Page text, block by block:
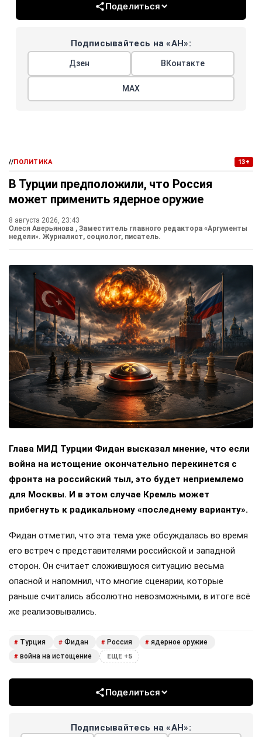
Поделиться
Подписывайтесь на «АН»:
Дзен ВКонтакте
МАХ
//ПОЛИТИКА 13+
В Турции предположили, что Россия
может применить ядерное оружие
8 августа 2026, 23:43
Олеся Аверьянова , Заместитель главного редактора «Аргументы
недели». Журналист, социолог, писатель.
Глава МИД Турции Фидан высказал мнение, что если
война на истощение окончательно перекинется с
фронта на российский тыл, это будет неприемлемо
для Москвы. И в этом случае Кремль может
прибегнуть к радикальному «последнему варианту».
Фидан отметил, что эта тема уже обсуждалась во время
его встреч с представителями российской и западной
сторон. Он считает сложившуюся ситуацию весьма
опасной и напомнил, что многие сценарии, которые
раньше считались абсолютно невозможными, в итоге всё
же реализовывались.
# Турция # Фидан # Россия # ядерное оружие
# война на истощение ЕЩЕ +5
Поделиться
Подписывайтесь на «АН»: